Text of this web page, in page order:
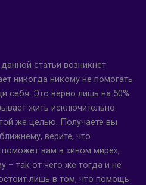
статьи возникнет
никогда никому не помогать
себя. Это верно лишь на 50%.
жить исключительно
же целью. Получаете вы
верите, что
вам в «ином мире»,
– так от чего же тогда и не
лишь в том, что помощь